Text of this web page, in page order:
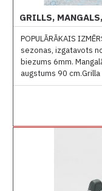
POPULĀRĀKAIS
sezonas, izgatavots
biezums 6mm.
augstums 90 cm.Grilla